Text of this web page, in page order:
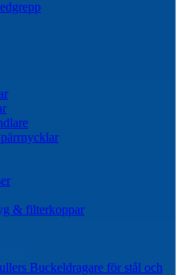
& filterkoppar
Buckeldragare för stål och